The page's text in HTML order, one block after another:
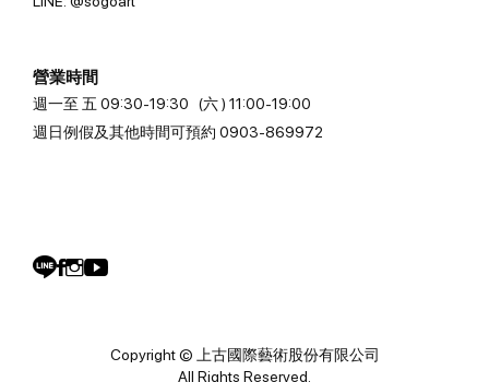
營業時間
週一至 五 09:30-19:30 (六 ) 11:00-19:00
週日例假及其他時間可預約 0903-869972
Copyright © 上古國際藝術股份有限公司
All Rights Reserved.